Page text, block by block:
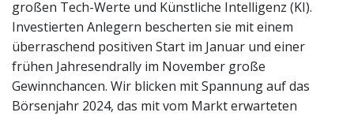
großen Tech-Werte und Künstliche Intelligenz (KI).
Investierten Anlegern bescherten sie mit einem
überraschend positiven Start im Januar und einer
frühen Jahresendrally im November große
Gewinnchancen. Wir blicken mit Spannung auf das
Börsenjahr 2024, das mit vom Markt erwarteten